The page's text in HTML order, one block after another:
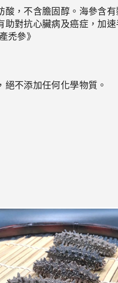
，不含膽固醇。海參含
對抗心臟病及癌症，加
禿參》
不添加任何化學物質。